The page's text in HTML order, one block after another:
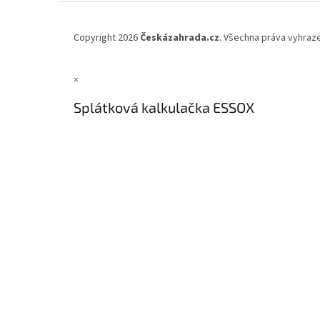
Copyright 2026 Českázahrada.cz. Všechna práva
×
Splátková kalkulačka ESSOX